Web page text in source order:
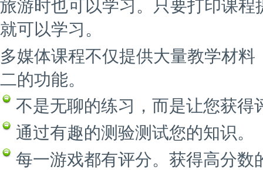
旅游时也可以学习。只要打印课
就可以学习。
多媒体课程不仅提供大量教学材
二的功能。
不是无聊的练习，而是让您获得
通过有趣的测验测试您的知识。
每一游戏都有评分。获得高分